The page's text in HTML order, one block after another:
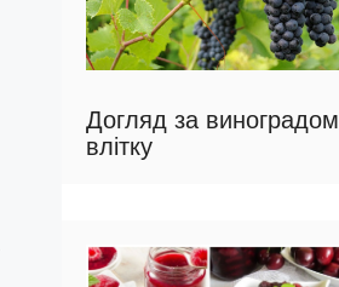
Догляд за виноградом
влітку